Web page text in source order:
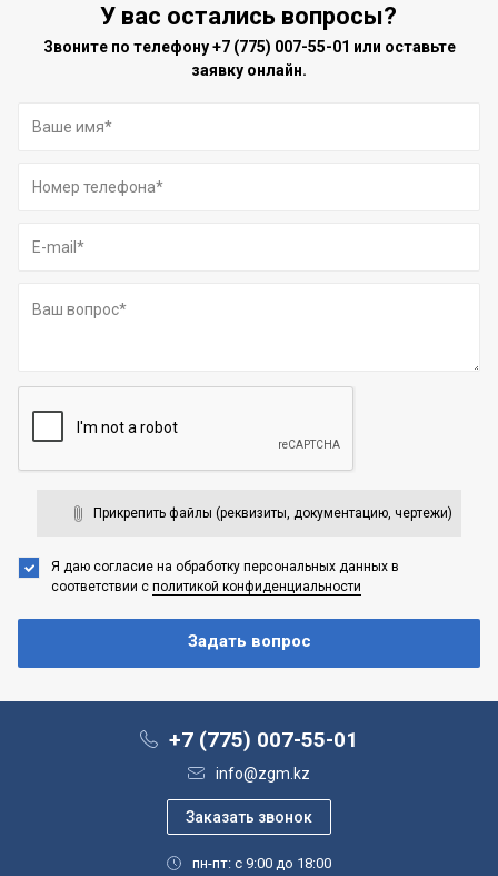
У вас остались вопросы?
Звоните по телефону+7 (775) 007-55-01 или оставьте
заявку онлайн.
Прикрепить файлы (реквизиты, документацию, чертежи)
Я даю согласие на обработку персональных данных в
соответствии с политикой конфиденциальности
+7 (775) 007-55-01
info@zgm.kz
пн-пт: с 9:00 до 18:00